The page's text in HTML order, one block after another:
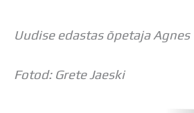
Uudise edastas õpetaja Agnes
Fotod: Grete Jaeski